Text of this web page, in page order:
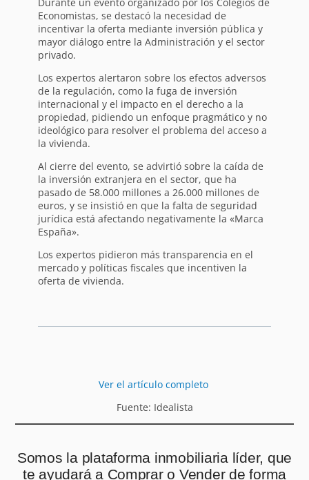
Economistas, se destacó la necesidad de
incentivar la oferta mediante inversión pública y
mayor diálogo entre la Administración y el sector
privado.
Los expertos alertaron sobre los efectos adversos
de la regulación, como la fuga de inversión
internacional y el impacto en el derecho a la
propiedad, pidiendo un enfoque pragmático y no
ideológico para resolver el problema del acceso a
la vivienda.
Al cierre del evento, se advirtió sobre la caída de
la inversión extranjera en el sector, que ha
pasado de 58.000 millones a 26.000 millones de
euros, y se insistió en que la falta de seguridad
jurídica está afectando negativamente la «Marca
España».
Los expertos pidieron más transparencia en el
mercado y políticas fiscales que incentiven la
oferta de vivienda.
Ver el artículo completo
Fuente: Idealista
Somos la plataforma inmobiliaria líder, que
te ayudará a Comprar o Vender de forma